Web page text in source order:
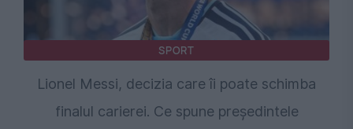
SPORT
Lionel Messi, decizia care îi poate schimba
finalul carierei. Ce spune președintele